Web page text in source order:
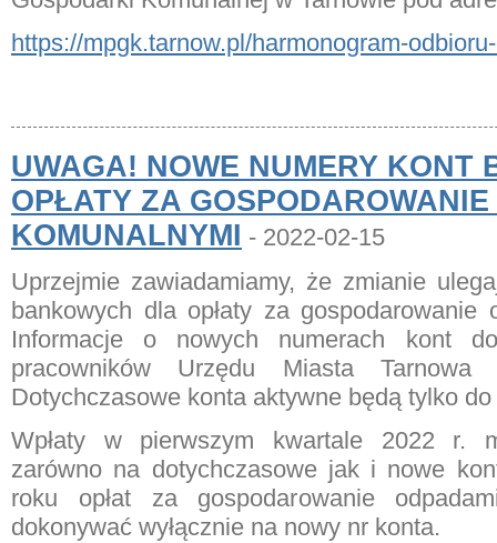
https://mpgk.tarnow.pl/harmonogram-
UWAGA! NOWE NUMERY KONT
OPŁATY ZA
KOMUNALNYMI - 2022-02-15
Uprzejmie zawiadamiamy, że zmianie
bankowych dla opłaty za gospodarowanie
Informacje o nowych numerach kont
pracowników Urzędu Miasta
Dotychczasowe konta aktywne będą tylko
Wpłaty w pierwszym kwartale 2022 r.
zarówno na dotychczasowe jak i nowe
roku opłat za gospodarowanie
dokonywać wyłącznie na nowy nr konta.